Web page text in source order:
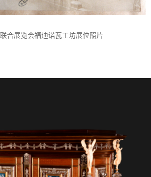
合展览会福迪诺瓦工坊展位照片